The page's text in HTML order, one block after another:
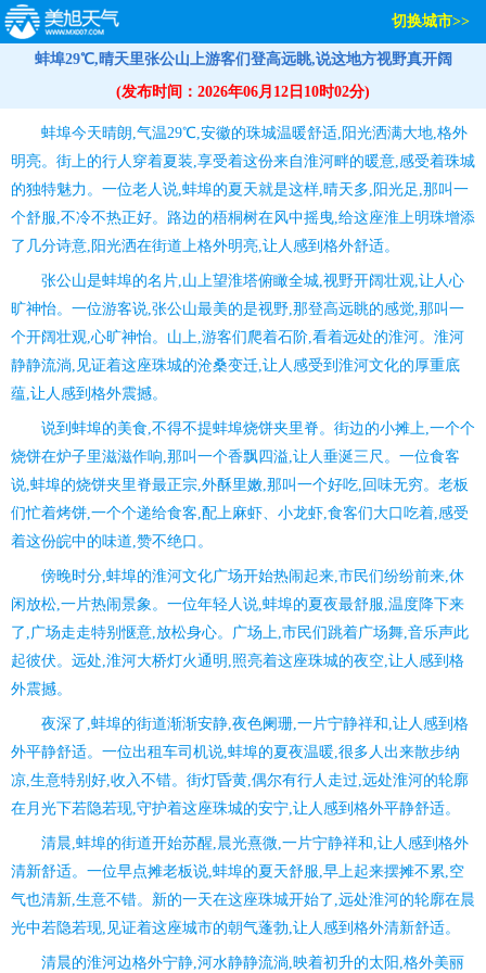
切换城市>>
蚌埠29℃,晴天里张公山上游客们登高远眺,说这地方视野真开阔
(发布时间：2026年06月12日10时02分)
蚌埠今天晴朗,气温29℃,安徽的珠城温暖舒适,阳光洒满大地,格外
明亮。街上的行人穿着夏装,享受着这份来自淮河畔的暖意,感受着珠城
的独特魅力。一位老人说,蚌埠的夏天就是这样,晴天多,阳光足,那叫一
个舒服,不冷不热正好。路边的梧桐树在风中摇曳,给这座淮上明珠增添
了几分诗意,阳光洒在街道上格外明亮,让人感到格外舒适。
张公山是蚌埠的名片,山上望淮塔俯瞰全城,视野开阔壮观,让人心
旷神怡。一位游客说,张公山最美的是视野,那登高远眺的感觉,那叫一
个开阔壮观,心旷神怡。山上,游客们爬着石阶,看着远处的淮河。淮河
静静流淌,见证着这座珠城的沧桑变迁,让人感受到淮河文化的厚重底
蕴,让人感到格外震撼。
说到蚌埠的美食,不得不提蚌埠烧饼夹里脊。街边的小摊上,一个个
烧饼在炉子里滋滋作响,那叫一个香飘四溢,让人垂涎三尺。一位食客
说,蚌埠的烧饼夹里脊最正宗,外酥里嫩,那叫一个好吃,回味无穷。老板
们忙着烤饼,一个个递给食客,配上麻虾、小龙虾,食客们大口吃着,感受
着这份皖中的味道,赞不绝口。
傍晚时分,蚌埠的淮河文化广场开始热闹起来,市民们纷纷前来,休
闲放松,一片热闹景象。一位年轻人说,蚌埠的夏夜最舒服,温度降下来
了,广场走走特别惬意,放松身心。广场上,市民们跳着广场舞,音乐声此
起彼伏。远处,淮河大桥灯火通明,照亮着这座珠城的夜空,让人感到格
外震撼。
夜深了,蚌埠的街道渐渐安静,夜色阑珊,一片宁静祥和,让人感到格
外平静舒适。一位出租车司机说,蚌埠的夏夜温暖,很多人出来散步纳
凉,生意特别好,收入不错。街灯昏黄,偶尔有行人走过,远处淮河的轮廓
在月光下若隐若现,守护着这座珠城的安宁,让人感到格外平静舒适。
清晨,蚌埠的街道开始苏醒,晨光熹微,一片宁静祥和,让人感到格外
清新舒适。一位早点摊老板说,蚌埠的夏天舒服,早上起来摆摊不累,空
气也清新,生意不错。新的一天在这座珠城开始了,远处淮河的轮廓在晨
光中若隐若现,见证着这座城市的朝气蓬勃,让人感到格外清新舒适。
清晨的淮河边格外宁静,河水静静流淌,映着初升的太阳,格外美丽